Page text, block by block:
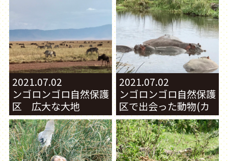
2021.07.02
ンゴロンゴロ自然保護
区 広大な大地
2021.07.02
ンゴロンゴロ自然保護
区で出会った動物(カ
バ続き)